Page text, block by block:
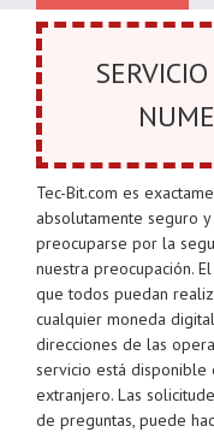
Tec-Bit.com es
absolutamente seguro
preocuparse por la
nuestra preocupación.
que todos puedan
cualquier moneda
direcciones de las
servicio está disponible
extranjero. Las
de preguntas, puede